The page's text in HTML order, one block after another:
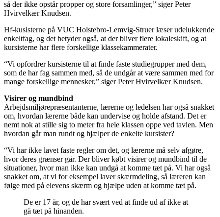
så der ikke opstår propper og store forsamlinger,” siger Peter
Hvirvelkær Knudsen.
Hf-kusisterne på VUC Holstebro-Lemvig-Struer læser udelukkende
enkeltfag, og det betyder også, at der bliver flere lokaleskift, og at
kursisterne har flere forskellige klassekammerater.
“Vi opfordrer kursisterne til at finde faste studiegrupper med dem,
som de har fag sammen med, så de undgår at være sammen med for
mange forskellige mennesker,” siger Peter Hvirvelkær Knudsen.
Visirer og mundbind
Arbejdsmiljørepræsentanterne, lærerne og ledelsen har også snakket
om, hvordan lærerne både kan undervise og holde afstand. Det er
nemt nok at stille sig to meter fra hele klassen oppe ved tavlen. Men
hvordan går man rundt og hjælper de enkelte kursister?
“Vi har ikke lavet faste regler om det, og lærerne må selv afgøre,
hvor deres grænser går. Der bliver købt visirer og mundbind til de
situationer, hvor man ikke kan undgå at komme tæt på. Vi har også
snakket om, at vi for eksempel laver skærmdeling, så læreren kan
følge med på elevens skærm og hjælpe uden at komme tæt på.
De er 17 år, og de har svært ved at finde ud af ikke at
gå tæt på hinanden.